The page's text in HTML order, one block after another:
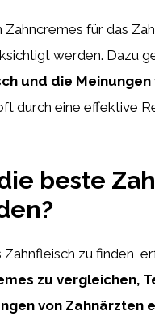
für das
werden. Dazu
und die
durch eine effektive
beste
zu finden,
zu vergleichen,
von Zahnärzten